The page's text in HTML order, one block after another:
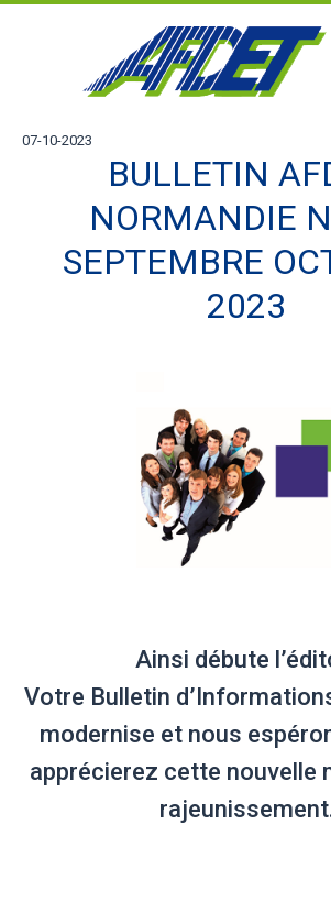
07-10-2023
BULLETIN
NORMANDIE
SEPTEMBRE
2023
Ainsi débute
Votre Bulletin
modernise et nous
apprécierez cette nouvelle